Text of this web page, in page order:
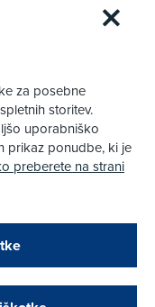
Zapri
ki boste v AMZS
boste prejeli
za posebne
storitev.
uporabniško
prikaz ponudbe, ki je
preberete na strani